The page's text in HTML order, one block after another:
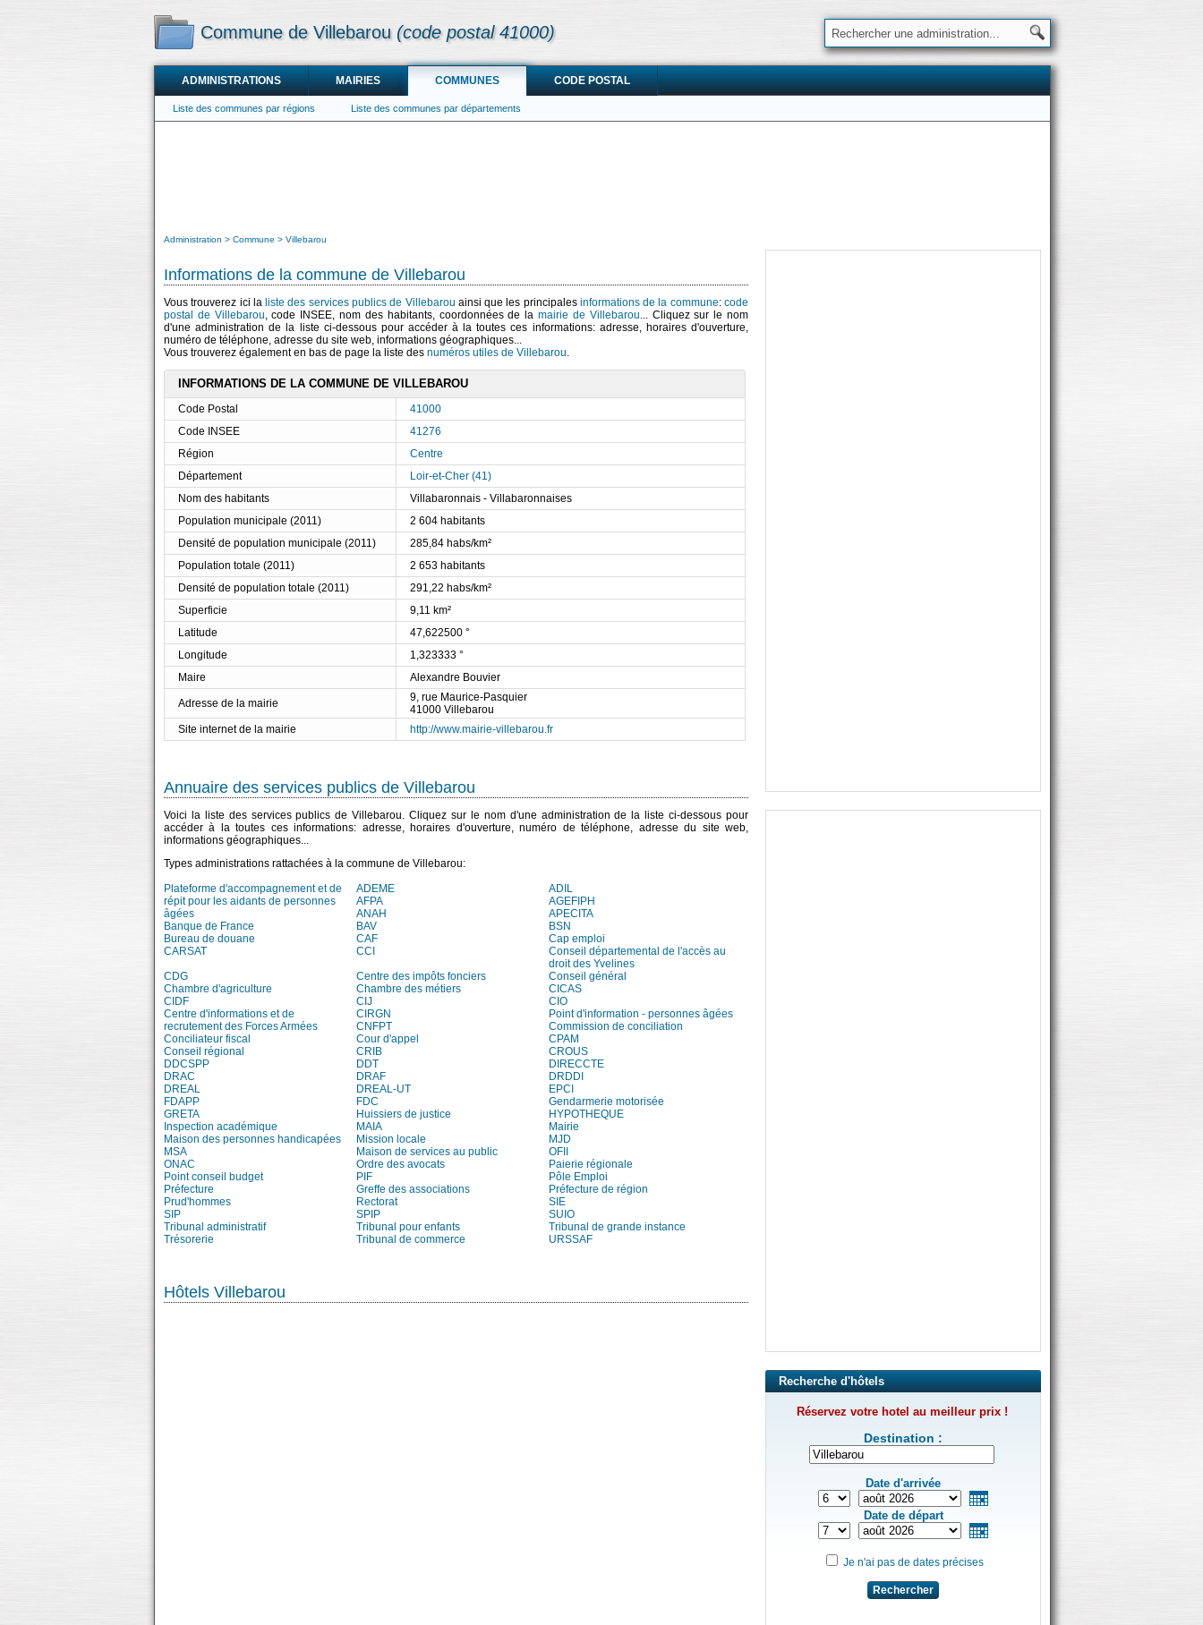
Commune de Villebarou (code postal 41000)
ADMINISTRATIONS MAIRIES COMMUNES CODE POSTAL
Liste des communes par régions Liste des communes par départements
Administration Commune Villebarou
Informations de la commune de Villebarou
Vous trouverez ici la liste des services publics de Villebarou ainsi que les principales informations de la commune:code
postal de Villebarou, code INSEE, nom des habitants, coordonnées de lamairie de Villebarou... Cliquez sur le nom
d'une administration de la liste ci-dessous pour accéder à la toutes ces informations: adresse, horaires d'ouverture,
numéro de téléphone, adresse du site web, informations géographiques...
Vous trouverez également en bas de page la liste des numéros utiles de Villebarou.
INFORMATIONS DE LA COMMUNE DE VILLEBAROU
Code Postal
41000
Code INSEE
41276
Région
Centre
Département
Loir-et-Cher (41)
Nom des habitants
Villabaronnais - Villabaronnaises
Population municipale (2011)
2 604 habitants
Densité de population municipale (2011)
285,84 habs/km²
Population totale (2011)
2 653 habitants
Densité de population totale (2011)
291,22 habs/km²
Superficie
9,11 km²
Latitude
47,622500 °
Longitude
1,323333 °
Maire
Alexandre Bouvier
Adresse de la mairie
9, rue Maurice-Pasquier
41000 Villebarou
Site internet de la mairie
http://www.mairie-villebarou.fr
Annuaire des services publics de Villebarou
Voici la liste des services publics de Villebarou. Cliquez sur le nom d'une administration de la liste ci-dessous pour
accéder à la toutes ces informations: adresse, horaires d'ouverture, numéro de téléphone, adresse du site web,
informations géographiques...
Types administrations rattachées à la commune de Villebarou:
Plateforme d'accompagnement et de
répit pour les aidants de personnes
âgées
ADEME
ADIL
AFPA
AGEFIPH
ANAH
APECITA
Banque de France
BAV
BSN
Bureau de douane
CAF
Cap emploi
CARSAT
CCI
Conseil départemental de l'accès au
droit des Yvelines
CDG
Centre des impôts fonciers
Conseil général
Chambre d'agriculture
Chambre des métiers
CICAS
CIDF
CIJ
CIO
Centre d'informations et de
recrutement des Forces Armées
CIRGN
Point d'information - personnes âgées
CNFPT
Commission de conciliation
Conciliateur fiscal
Cour d'appel
CPAM
Conseil régional
CRIB
CROUS
DDCSPP
DDT
DIRECCTE
DRAC
DRAF
DRDDI
DREAL
DREAL-UT
EPCI
FDAPP
FDC
Gendarmerie motorisée
GRETA
Huissiers de justice
HYPOTHEQUE
Inspection académique
MAIA
Mairie
Maison des personnes handicapées
Mission locale
MJD
MSA
Maison de services au public
OFII
ONAC
Ordre des avocats
Paierie régionale
Point conseil budget
PIF
Pôle Emploi
Préfecture
Greffe des associations
Préfecture de région
Prud'hommes
Rectorat
SIE
SIP
SPIP
SUIO
Tribunal administratif
Tribunal pour enfants
Tribunal de grande instance
Trésorerie
Tribunal de commerce URSSAF
Hôtels Villebarou
Recherche d'hôtels
Réservez votre hotel au meilleur prix !
Destination :
Date d'arrivée
Date de départ
Je n'ai pas de dates précises
Rechercher